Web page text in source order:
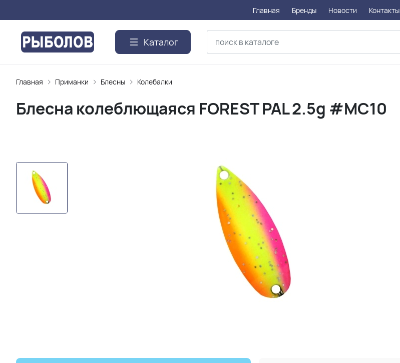
Главная Бренды Новости Контакты
Каталог
Главная Приманки Блесны Колебалки
Блесна колеблющаяся FOREST PAL 2.5g #MC10